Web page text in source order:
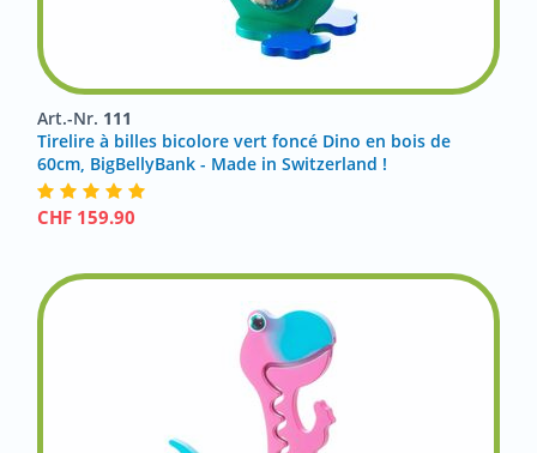
Art.-Nr. 111
Tirelire à billes bicolore vert foncé Dino en bois de
60cm, BigBellyBank - Made in Switzerland !
CHF 159.90